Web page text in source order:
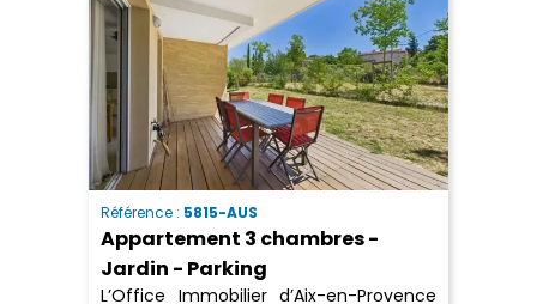
Référence : 5815-AUS
Appartement 3 chambres -
Jardin - Parking
L’Office Immobilier d’Aix-en-Provence